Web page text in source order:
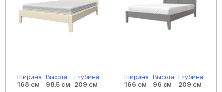
Ширина
168 см
Высота
98.5 см
Глубина
209 см
Ширина
166 см
Высота
96 см
Глубина
209 см